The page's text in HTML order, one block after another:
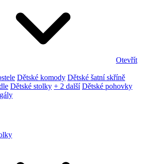
Otevřít
Dětské komody Dětské šatní skříně
Dětské stolky + 2 další Dětské pohovky